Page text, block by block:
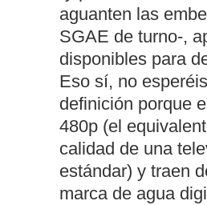
aguanten las
SGAE de turno-,
disponibles para
Eso sí, no
definición porque
480p (el
calidad de una
estándar) y traen
marca de agua